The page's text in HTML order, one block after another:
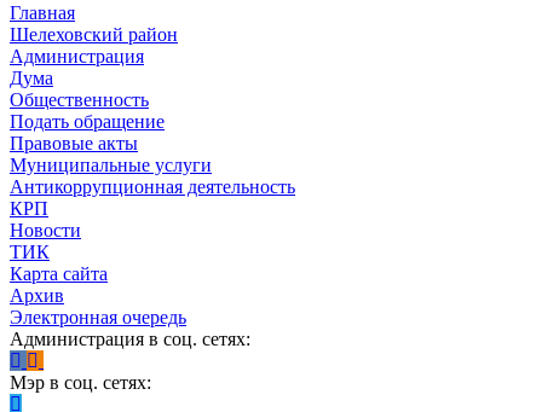
Главная
Шелеховский район
Администрация
Дума
Общественность
Подать обращение
Правовые акты
Муниципальные услуги
Антикоррупционная деятельность
КРП
Новости
ТИК
Карта сайта
Архив
Электронная очередь
Администрация в соц. сетях:
Мэр в соц. сетях: